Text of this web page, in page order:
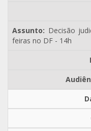
Decisão
feiras no DF - 14h